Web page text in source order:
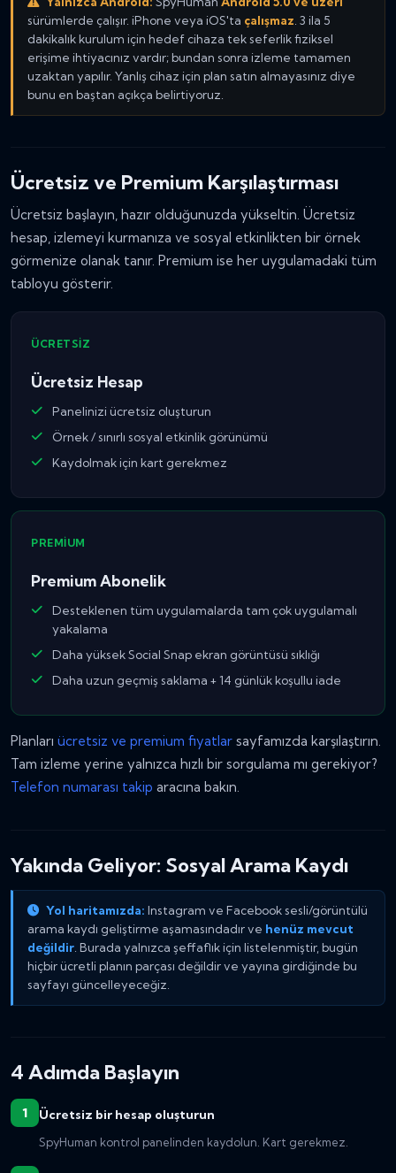
sürümlerde çalışır. iPhone veya iOS'ta çalışmaz. 3 ila 5
dakikalık kurulum için hedef cihaza tek seferlik fiziksel
erişime ihtiyacınız vardır; bundan sonra izleme tamamen
uzaktan yapılır. Yanlış cihaz için plan satın almayasınız diye
bunu en baştan açıkça belirtiyoruz.
Ücretsiz ve Premium Karşılaştırması
Ücretsiz başlayın, hazır olduğunuzda yükseltin. Ücretsiz
hesap, izlemeyi kurmanıza ve sosyal etkinlikten bir örnek
görmenize olanak tanır. Premium ise her uygulamadaki tüm
tabloyu gösterir.
ÜCRETSIZ
Ücretsiz Hesap
Panelinizi ücretsiz oluşturun
Örnek / sınırlı sosyal etkinlik görünümü
Kaydolmak için kart gerekmez
PREMIUM
Premium Abonelik
Desteklenen tüm uygulamalarda tam çok uygulamalı
yakalama
Daha yüksek Social Snap ekran görüntüsü sıklığı
Daha uzun geçmiş saklama + 14 günlük koşullu iade
Planları ücretsiz ve premium fiyatlar sayfamızda karşılaştırın.
Tam izleme yerine yalnızca hızlı bir sorgulama mı gerekiyor?
Telefon numarası takip aracına bakın.
Yakında Geliyor: Sosyal Arama Kaydı
Yol haritamızda: Instagram ve Facebook sesli/görüntülü
arama kaydı geliştirme aşamasındadır ve henüz mevcut
değildir. Burada yalnızca şeffaflık için listelenmiştir, bugün
hiçbir ücretli planın parçası değildir ve yayına girdiğinde bu
sayfayı güncelleyeceğiz.
4 Adımda Başlayın
Ücretsiz bir hesap oluşturun
SpyHuman kontrol panelinden kaydolun. Kart gerekmez.